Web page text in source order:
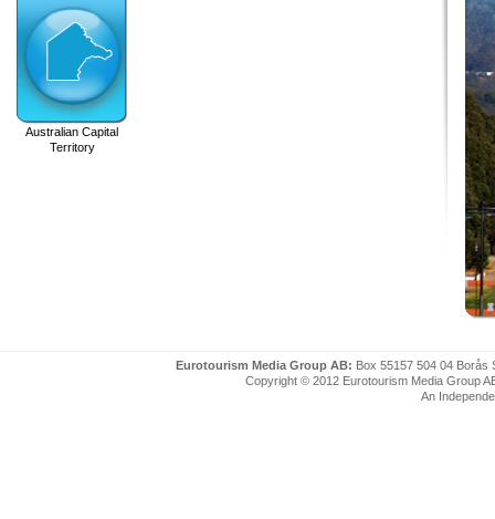
Australian Capital
Territory
Eurotourism Media Group AB: Box 55157 504 04 Borås
Copyright © 2012 Eurotourism Media Group
An